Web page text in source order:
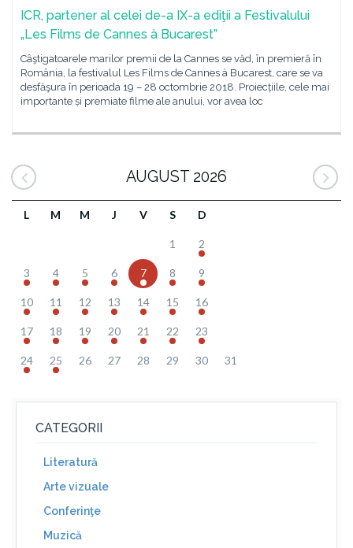
ICR, partener al celei de-a IX-a ediţii a Festivalului
„Les Films de Cannes à Bucarest”
Câştigatoarele marilor premii de la Cannes se văd, în premieră în
România, la festivalul Les Films de Cannes à Bucarest, care se va
desfăşura în perioada 19 – 28 octombrie 2018. Proiecțiile, cele mai
importante și premiate filme ale anului, vor avea loc
AUGUST 2026
L M M J V S D
1 2
3 4 5 6 7 8 9
10 11 12 13 14 15 16
17 18 19 20 21 22 23
24 25 26 27 28 29 30 31
CATEGORII
Literatură
Arte vizuale
Conferinţe
Muzică